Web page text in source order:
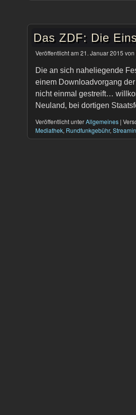
Das ZDF: Die
Veröffentlicht am 21. Januar 2015 von
Die an sich naheliegende
einem Downloadvorgang
nicht einmal gestreift…
Neuland, bei dortigen
Veröffentlicht unterAllgemeines |
Mediathek, Rundfunkgebühr,